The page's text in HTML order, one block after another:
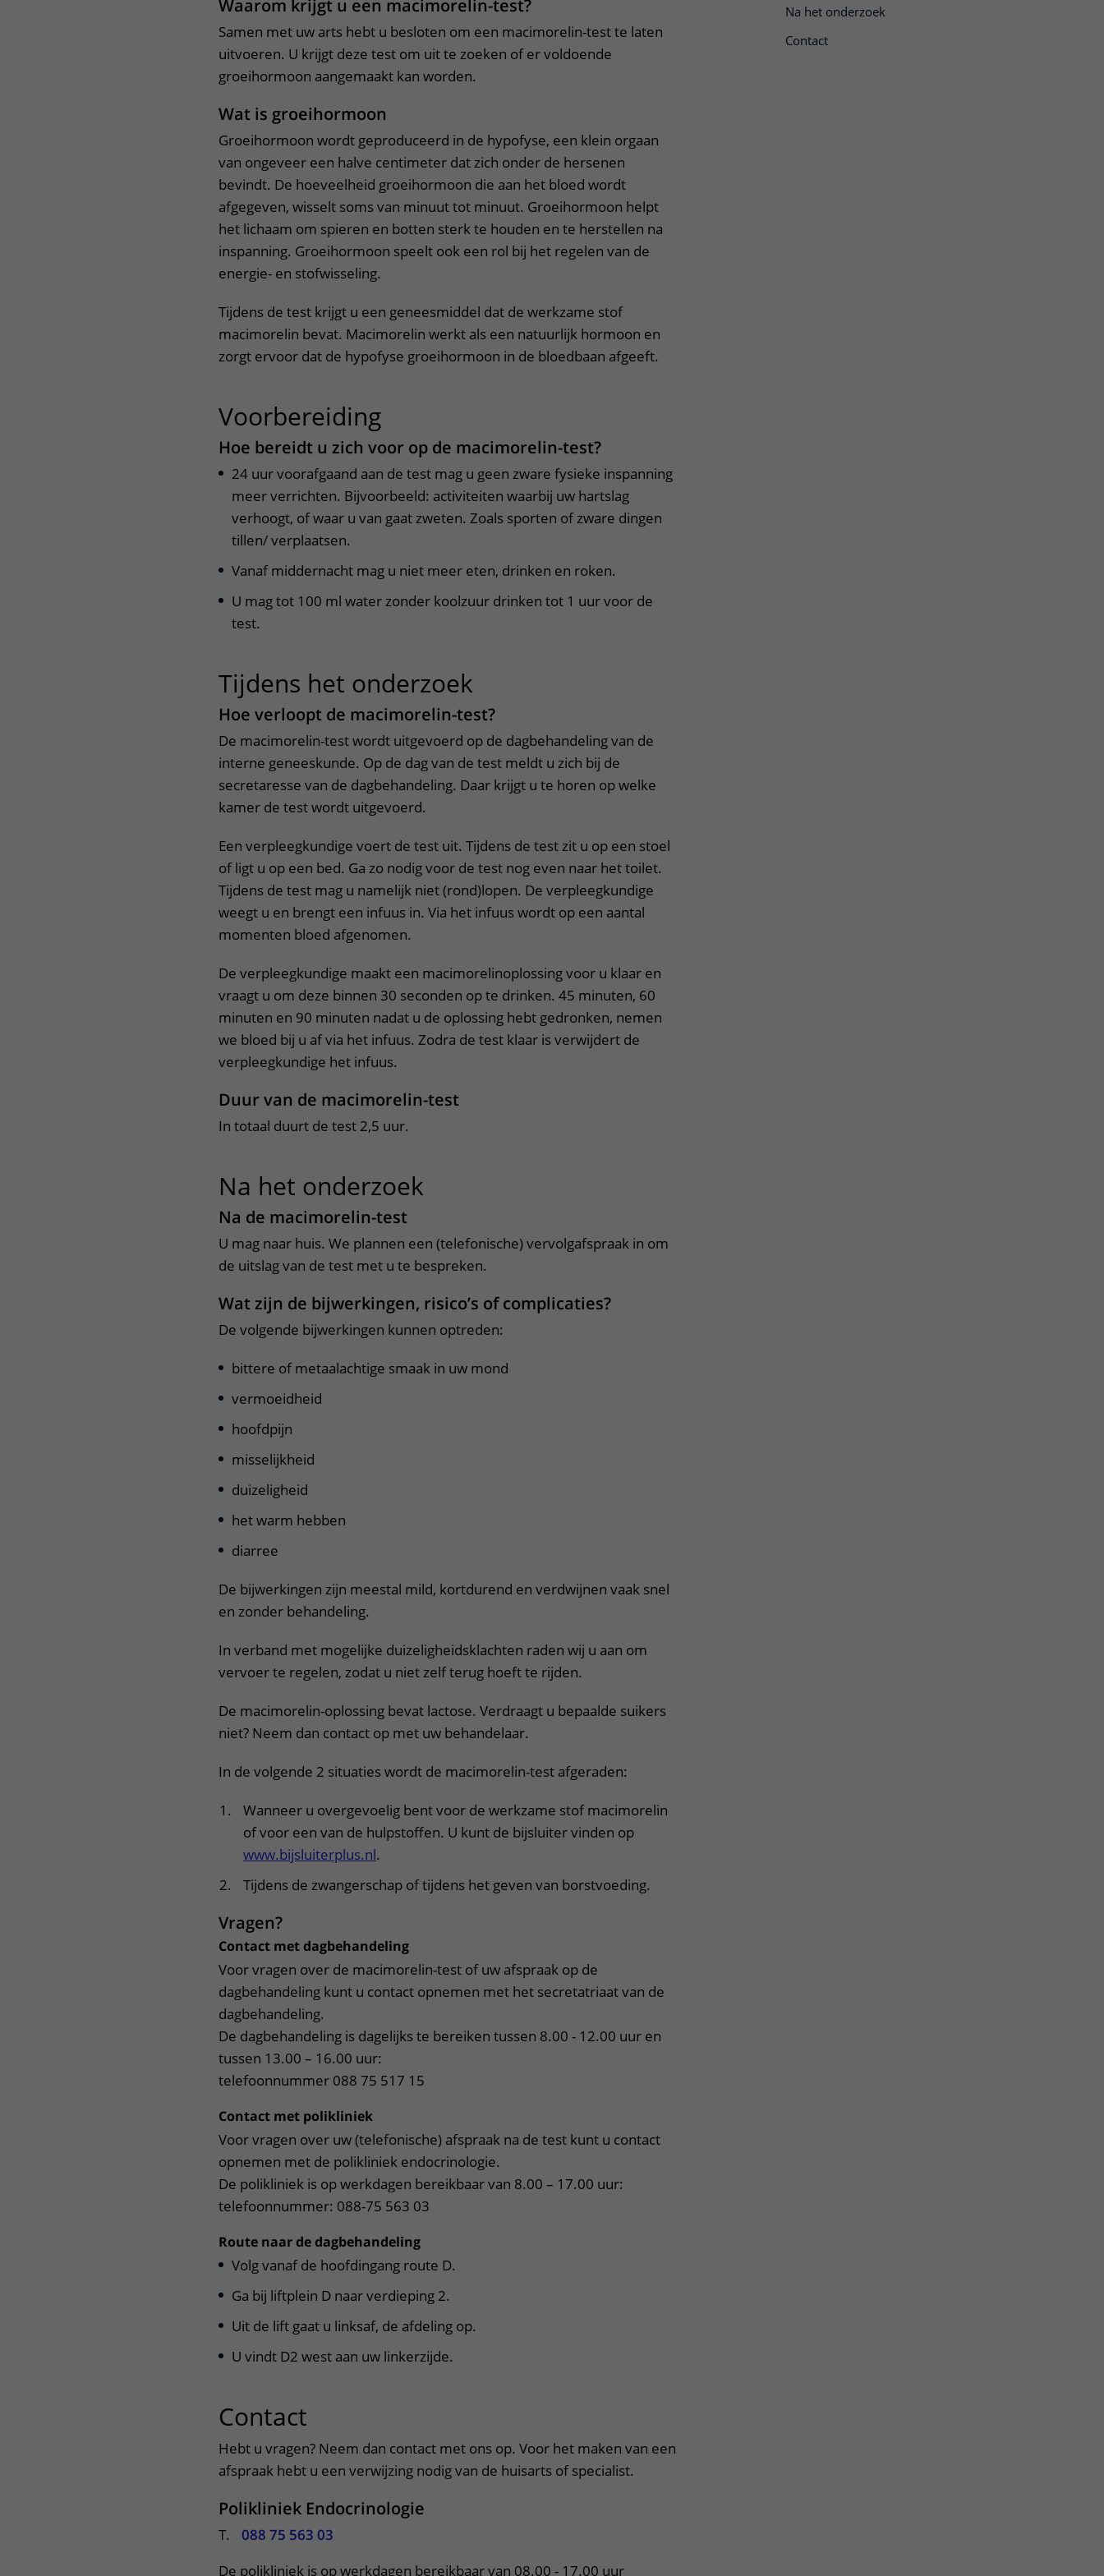
Wijzigen patiëntgegevens
Het Wilhelmina
Na het onderzoek
Contact
Waarom krijgt u een macimorelin-test?
Samen met uw arts hebt u besloten om een macimorelin-test te laten
uitvoeren. U krijgt deze test om uit te zoeken of er voldoende
groeihormoon aangemaakt kan worden.
Wat is groeihormoon
Groeihormoon wordt geproduceerd in de hypofyse, een klein orgaan
van ongeveer een halve centimeter dat zich onder de hersenen
bevindt. De hoeveelheid groeihormoon die aan het bloed wordt
afgegeven, wisselt soms van minuut tot minuut. Groeihormoon helpt
het lichaam om spieren en botten sterk te houden en te herstellen na
inspanning. Groeihormoon speelt ook een rol bij het regelen van de
energie- en stofwisseling.
Tijdens de test krijgt u een geneesmiddel dat de werkzame stof
macimorelin bevat. Macimorelin werkt als een natuurlijk hormoon en
zorgt ervoor dat de hypofyse groeihormoon in de bloedbaan afgeeft.
Voorbereiding
Hoe bereidt u zich voor op de macimorelin-test?
24 uur voorafgaand aan de test mag u geen zware fysieke inspanning
meer verrichten. Bijvoorbeeld: activiteiten waarbij uw hartslag
verhoogt, of waar u van gaat zweten. Zoals sporten of zware dingen
tillen/ verplaatsen.
Vanaf middernacht mag u niet meer eten, drinken en roken.
U mag tot 100 ml water zonder koolzuur drinken tot 1 uur voor de
test.
Tijdens het onderzoek
Hoe verloopt de macimorelin-test?
De macimorelin-test wordt uitgevoerd op de dagbehandeling van de
interne geneeskunde. Op de dag van de test meldt u zich bij de
secretaresse van de dagbehandeling. Daar krijgt u te horen op welke
kamer de test wordt uitgevoerd.
Een verpleegkundige voert de test uit. Tijdens de test zit u op een stoel
of ligt u op een bed. Ga zo nodig voor de test nog even naar het toilet.
Tijdens de test mag u namelijk niet (rond)lopen. De verpleegkundige
weegt u en brengt een infuus in. Via het infuus wordt op een aantal
momenten bloed afgenomen.
De verpleegkundige maakt een macimorelinoplossing voor u klaar en
vraagt u om deze binnen 30 seconden op te drinken. 45 minuten, 60
minuten en 90 minuten nadat u de oplossing hebt gedronken, nemen
we bloed bij u af via het infuus. Zodra de test klaar is verwijdert de
verpleegkundige het infuus.
Duur van de macimorelin-test
In totaal duurt de test 2,5 uur.
Na het onderzoek
Na de macimorelin-test
U mag naar huis. We plannen een (telefonische) vervolgafspraak in om
de uitslag van de test met u te bespreken.
Wat zijn de bijwerkingen, risico’s of complicaties?
De volgende bijwerkingen kunnen optreden:
bittere of metaalachtige smaak in uw mond
vermoeidheid
hoofdpijn
misselijkheid
duizeligheid
het warm hebben
diarree
De bijwerkingen zijn meestal mild, kortdurend en verdwijnen vaak snel
en zonder behandeling.
In verband met mogelijke duizeligheidsklachten raden wij u aan om
vervoer te regelen, zodat u niet zelf terug hoeft te rijden.
De macimorelin-oplossing bevat lactose. Verdraagt u bepaalde suikers
niet? Neem dan contact op met uw behandelaar.
In de volgende 2 situaties wordt de macimorelin-test afgeraden:
Wanneer u overgevoelig bent voor de werkzame stof macimorelin
of voor een van de hulpstoffen. U kunt de bijsluiter vinden op
www.bijsluiterplus.nl.
Tijdens de zwangerschap of tijdens het geven van borstvoeding.
Vragen?
Contact met dagbehandeling
Voor vragen over de macimorelin-test of uw afspraak op de
dagbehandeling kunt u contact opnemen met het secretatriaat van de
dagbehandeling.
De dagbehandeling is dagelijks te bereiken tussen 8.00 - 12.00 uur en
tussen 13.00 – 16.00 uur:
telefoonnummer 088 75 517 15
Contact met polikliniek
Voor vragen over uw (telefonische) afspraak na de test kunt u contact
opnemen met de polikliniek endocrinologie.
De polikliniek is op werkdagen bereikbaar van 8.00 – 17.00 uur:
telefoonnummer: 088-75 563 03
Route naar de dagbehandeling
Volg vanaf de hoofdingang route D.
Ga bij liftplein D naar verdieping 2.
Uit de lift gaat u linksaf, de afdeling op.
U vindt D2 west aan uw linkerzijde.
Contact
Hebt u vragen? Neem dan contact met ons op. Voor het maken van een
afspraak hebt u een verwijzing nodig van de huisarts of specialist.
Polikliniek Endocrinologie
T.
088 75 563 03
De polikliniek is op werkdagen bereikbaar van 08.00 - 17.00 uur